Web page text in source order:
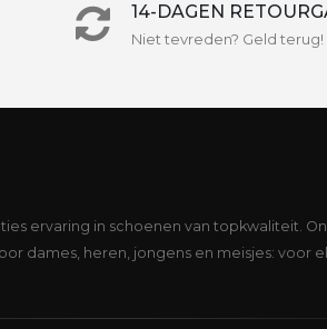
14-DAGEN
Niet tevreden? Geld terug!
ervaring in schoenen van topkwaliteit.
dames, heren, jongens en meisjes: voor